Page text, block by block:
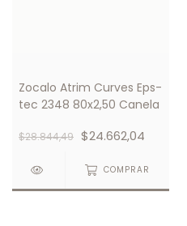
Zocalo Atrim Curves Eps-
tec 2348 80x2,50 Canela
$28.844,49 $24.662,04
COMPRAR